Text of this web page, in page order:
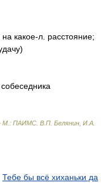
какое-л. расстояние;
— М.: ПАИМС В.П. Белянин, И.А.
Тебе бы всё хиханьки да